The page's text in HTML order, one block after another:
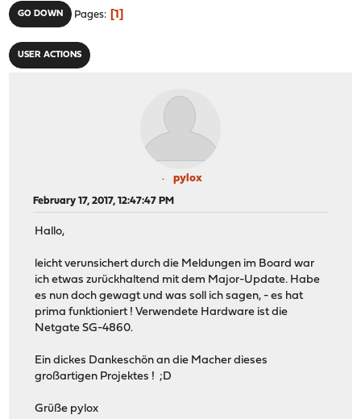
GO DOWN Pages 1
USER ACTIONS
pylox
February 17, 2017, 12:47:47 PM
Hallo,
leicht verunsichert durch die Meldungen im Board war
ich etwas zurückhaltend mit dem Major-Update. Habe
es nun doch gewagt und was soll ich sagen, - es hat
prima funktioniert ! Verwendete Hardware ist die
Netgate SG-4860.
Ein dickes Dankeschön an die Macher dieses
großartigen Projektes ! ;D
Grüße pylox